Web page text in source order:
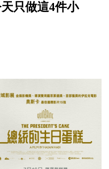
只做這4件小